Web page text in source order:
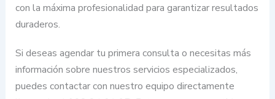
con la máxima profesionalidad para garantizar resultados
duraderos.
Si deseas agendar tu primera consulta o necesitas más
información sobre nuestros servicios especializados,
puedes contactar con nuestro equipo directamente